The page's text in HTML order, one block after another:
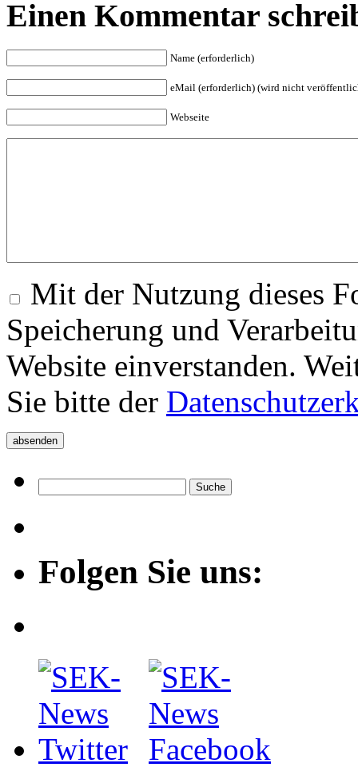
Einen Kommentar
Name (erforderlich)
eMail (erforderlich) (wird nicht
Webseite
Mit der Nutzung dieses
Speicherung und
Website einverstanden.
Sie bitte der
Folgen Sie uns: